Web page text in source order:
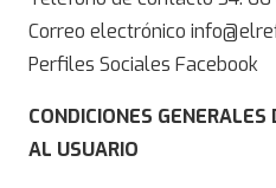
Correo electrónico
Perfiles Sociales Facebook
CONDICIONES
AL USUARIO